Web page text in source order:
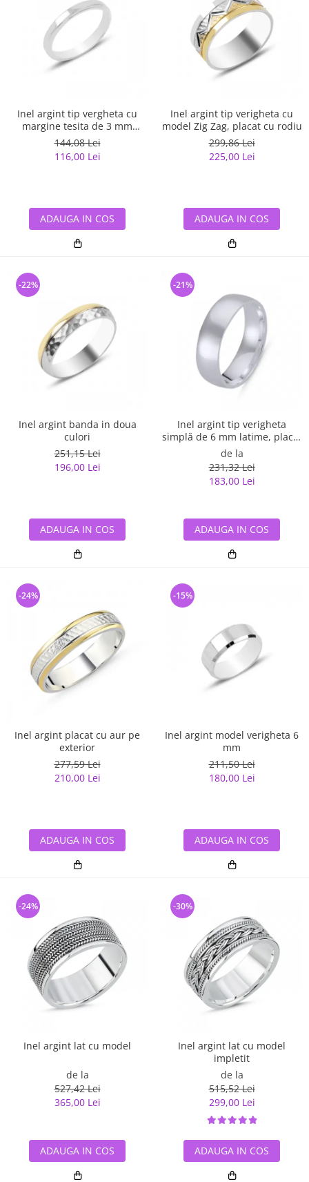
Inel argint tip vergheta cu
margine tesita de 3 mm
latime
144,08 Lei
116,00 Lei
ADAUGA IN COS
Inel argint tip verigheta cu
model Zig Zag, placat cu rodiu
299,86 Lei
225,00 Lei
ADAUGA IN COS
Inel argint banda in doua
culori
251,15 Lei
196,00 Lei
-22%
ADAUGA IN COS
Inel argint tip verigheta
simplă de 6 mm latime, placat
cu rodiu
de la
231,32 Lei
183,00 Lei
-21%
ADAUGA IN COS
Inel argint placat cu aur pe
exterior
277,59 Lei
210,00 Lei
-24%
ADAUGA IN COS
Inel argint model verigheta 6
mm
211,50 Lei
180,00 Lei
-15%
ADAUGA IN COS
Inel argint lat cu model
de la
527,42 Lei
365,00 Lei
-24%
ADAUGA IN COS
Inel argint lat cu model
impletit
de la
515,52 Lei
299,00 Lei
-30%
ADAUGA IN COS